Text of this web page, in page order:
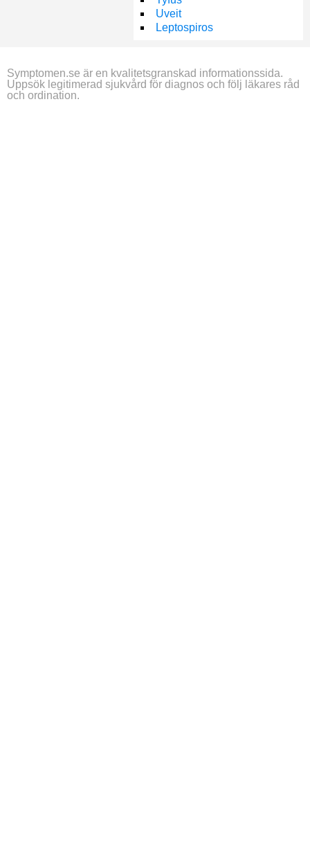
Uveit
Leptospiros
Symptomen.se är en kvalitetsgranskad informationssida.
Uppsök legitimerad sjukvård för diagnos och följ läkares råd
och ordination.